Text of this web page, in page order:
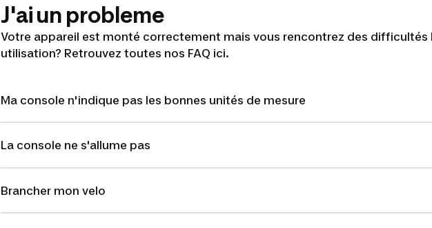
J'ai un probleme
Votre appareil est monté correctement mais vous rencontrez des difficultés
utilisation? Retrouvez toutes nos FAQ ici.
Ma console n'indique pas les bonnes unités de mesure
La console ne s'allume pas
Brancher mon velo